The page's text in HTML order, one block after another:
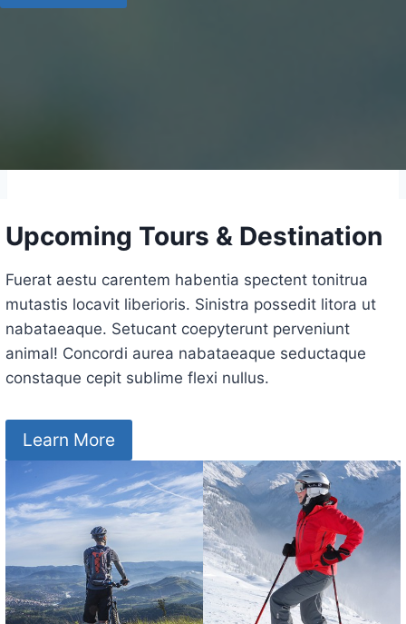
Upcoming Tours & Destination
Fuerat aestu carentem habentia spectent tonitrua
mutastis locavit liberioris. Sinistra possedit litora ut
nabataeaque. Setucant coepyterunt perveniunt
animal! Concordi aurea nabataeaque seductaque
constaque cepit sublime flexi nullus.
Learn More